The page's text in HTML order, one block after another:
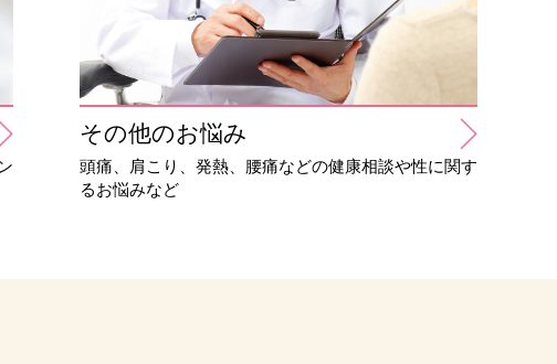
その他のお悩み
頭痛、肩こり、発熱、腰痛などの健康相談や性に関す
るお悩みなど